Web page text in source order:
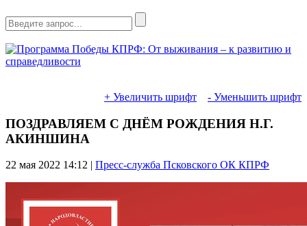
+ Увеличить шрифт - Уменьшить шрифт
ПОЗДРАВЛЯЕМ С ДНЁМ РОЖДЕНИЯ Н.Г.
АКИНШИНА
22 мая 2022 14:12 | Пресс-служба Псковского ОК КПРФ